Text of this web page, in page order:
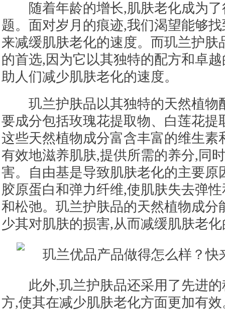
随着年龄的增长,肌肤老化成为了
题。面对岁月的痕迹,我们渴望能够
来减缓肌肤老化的速度。而玑兰护肤
的首选,因为它以其独特的配方和卓
助人们减少肌肤老化的速度。
玑兰护肤品以其独特的天然植物
要成分包括玫瑰花提取物、白莲花提
这些天然植物成分富含丰富的维生素
有效地滋养肌肤,提供所需的养分,同
害。自由基是导致肌肤老化的主要原
胶原蛋白和弹力纤维,使肌肤失去弹
和松弛。玑兰护肤品的天然植物成分
少其对肌肤的损害,从而减缓肌肤老
此外,玑兰护肤品还采用了先进的
方,使其在减少肌肤老化方面更加有